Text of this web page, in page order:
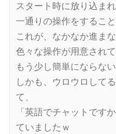
スタート時に放り込ま
一通りの操作をするこ
これが、なかなか進まな
色々な操作が用意され
もう少し簡単にならな
しかも、ウロウロして
て、
「英語でチャットです
ていましたｗ